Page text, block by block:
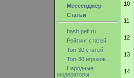
Мессенджер
Статьи
bash.pefl.ru
Рейтинг статей
Топ-30 статей
Топ-30 игроков
Народные
модераторы
10
11
12
13
14